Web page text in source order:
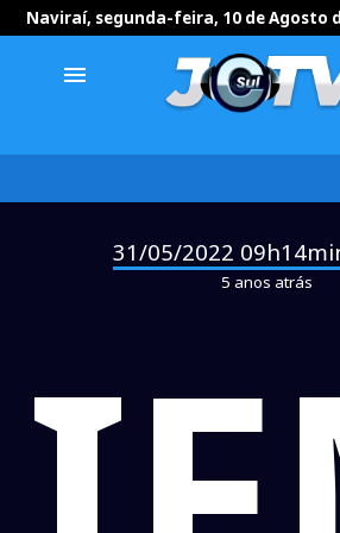
Naviraí, segunda-feira, 10 de Agosto
menu
31/05/2022
5 anos atrás